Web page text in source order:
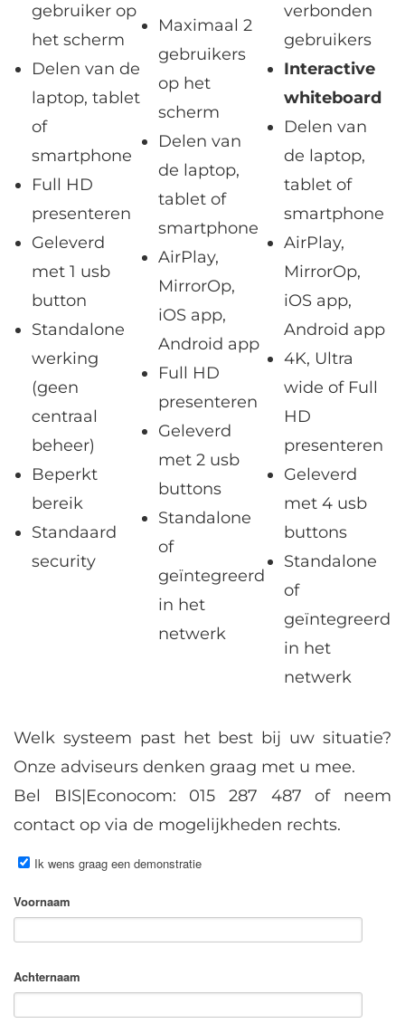
gebruiker op
het scherm
Delen van de
laptop, tablet
of
smartphone
Full HD
presenteren
Geleverd
met 1 usb
button
Standalone
werking
(geen
centraal
beheer)
Beperkt
bereik
Standaard
security
Maximaal 2
gebruikers
op het
scherm
Delen van
de laptop,
tablet of
smartphone
AirPlay,
MirrorOp,
iOS app,
Android app
Full HD
presenteren
Geleverd
met 2 usb
buttons
Standalone
of
geïntegreerd
in het
netwerk
verbonden
gebruikers
Interactive
whiteboard
Delen van
de laptop,
tablet of
smartphone
AirPlay,
MirrorOp,
iOS app,
Android app
4K, Ultra
wide of Full
HD
presenteren
Geleverd
met 4 usb
buttons
Standalone
of
geïntegreerd
in het
netwerk
Welk systeem past het best bij uw situatie?
Onze adviseurs denken graag met u mee.
Bel BIS|Econocom: 015 287 487 of neem
contact op via de mogelijkheden rechts.
Ik wens graag een demonstratie
Voornaam
Achternaam